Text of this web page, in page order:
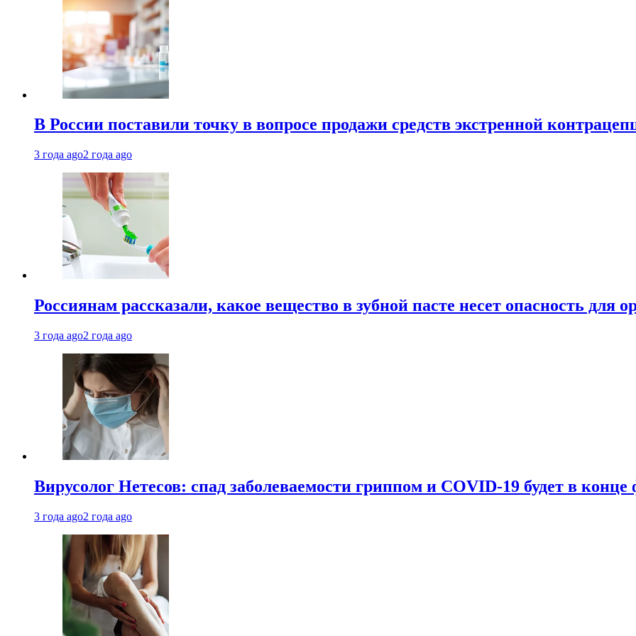
В России поставили точку в вопросе продажи средств экстренной
3 года ago2 года ago
Россиянам рассказали, какое вещество в зубной пасте несет опасность для
3 года ago2 года ago
Вирусолог Нетесов: спад заболеваемости гриппом и COVID-19 будет в конце
3 года ago2 года ago